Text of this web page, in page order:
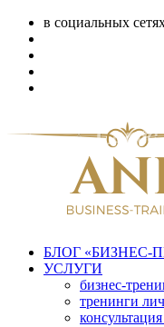
в социальных
БЛОГ «БИЗНЕС-
УСЛУГИ
бизнес-
тренинги